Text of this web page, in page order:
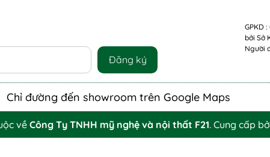
Đăng ký
GPKD
bởi Sở
Người
Chỉ đường đến showroom trên Google Maps
về Công Ty TNHH mỹ nghệ và nội thất F21. Cung cấp